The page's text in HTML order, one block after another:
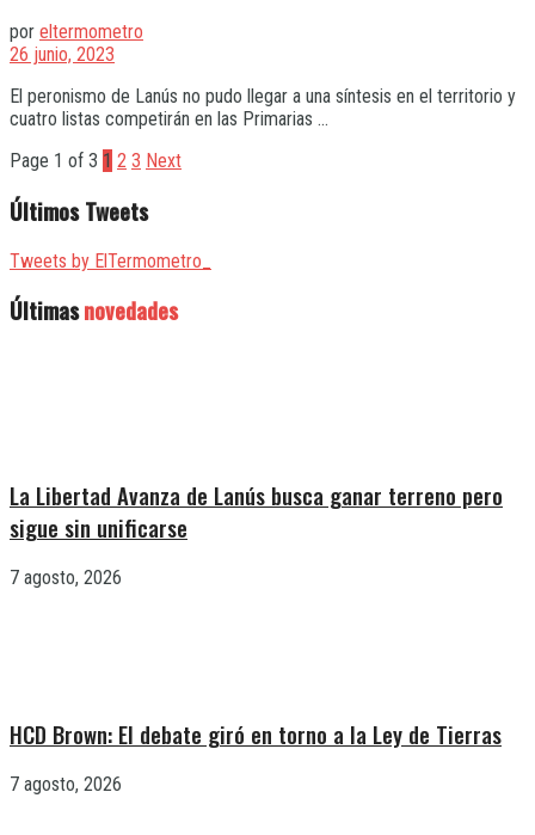
por eltermometro
26 junio, 2023
El peronismo de Lanús no pudo llegar a una síntesis en el territorio y
cuatro listas competirán en las Primarias ...
Page 1 of 3 1 2 3 Next
Últimos Tweets
Tweets by ElTermometro_
Últimasnovedades
La Libertad Avanza de Lanús busca ganar terreno pero
sigue sin unificarse
7 agosto, 2026
HCD Brown: El debate giró en torno a la Ley de Tierras
7 agosto, 2026